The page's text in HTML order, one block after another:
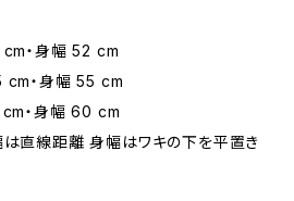
・身幅 52 cm
cm・身幅 55 cm
・身幅 60 cm
直線距離 身幅はワキの下を平置き